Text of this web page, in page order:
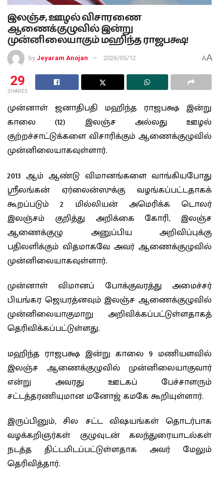
இலஞ்ச, ஊழல் விசாரணை
ஆணைக்குழுவில் இன்று
முன்னிலையாகும் மஹிந்த ராஜபக்ஷ!
by Jeyaram Anojan 2026/05/12 AA
29
SHARES
முன்னாள் ஜனாதிபதி மஹிந்த ராஜபக்ஷ இன்று
காலை (12) இலஞ்ச அல்லது ஊழல்
குற்றச்சாட்டுக்களை விசாரிக்கும் ஆணைக்குழுவில்
முன்னிலையாகவுள்ளார்.
2013 ஆம் ஆண்டு விமானங்களை வாங்கியபோது
ஸ்ரீலங்கன் ஏர்லைன்ஸுக்கு வழங்கப்பட்டதாகக்
கூறப்படும் 2 மில்லியன் அமெரிக்க டொலர்
இலஞ்சம் குறித்து அறிக்கை கோரி, இலஞ்ச
ஆணைக்குழு அனுப்பிய அறிவிப்புக்கு
பதிலளிக்கும் விதமாகவே அவர் ஆணைக்குழுவில்
முன்னிலையாகவுள்ளார்.
முன்னாள் விமானப் போக்குவரத்து அமைச்சர்
பியங்கர ஜெயரத்னவும் இலஞ்ச ஆணைக்குழுவில்
முன்னிலையாகுமாறு அறிவிக்கப்பட்டுள்ளதாகத்
தெரிவிக்கப்பட்டுள்ளது.
மஹிந்த ராஜபக்ஷ இன்று காலை 9 மணியளவில்
இலஞ்ச ஆணைக்குழுவில் முன்னிலையாகுவார்
என்று அவரது ஊடகப் பேச்சாளரும்
சட்டத்தரணியுமான மனோஜ் கமகே கூறியுள்ளார்.
இருப்பினும், சில சட்ட விஷயங்கள் தொடர்பாக
வழக்கறிஞர்கள் குழுவுடன் கலந்துரையாடல்கள்
நடத்த திட்டமிடப்பட்டுள்ளதாக அவர் மேலும்
தெரிவித்தார்.